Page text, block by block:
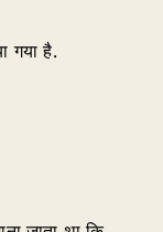
गया है.